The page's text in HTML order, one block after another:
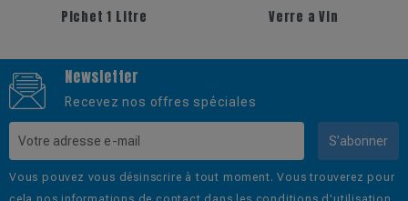
Pichet 1 Litre Verre a Vin
Newsletter
Recevez nos offres spéciales
S’abonner
Vous pouvez vous désinscrire à tout moment. Vous trouverez pour